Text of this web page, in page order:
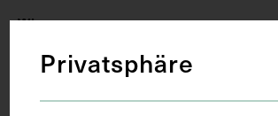
Wien
Privatsphäre